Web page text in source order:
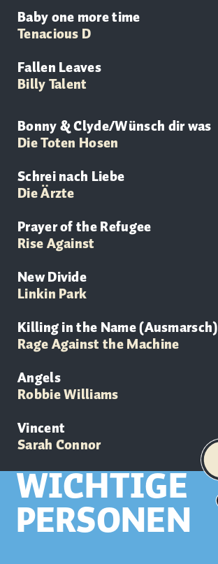
Baby one more time
Tenacious D
Fallen Leaves
Billy Talent
Bonny & Clyde/Wünsch dir was
Die Toten Hosen
Schrei nach Liebe
DieÄrzte
Prayer of the Refugee
Rise Against
New Divide
Linkin Park
Killing in the Name (Ausmarsch)
Rage Against the Machine
Angels
Robbie Williams
Vincent
Sarah Connor
WICHTIGE
PERSONEN